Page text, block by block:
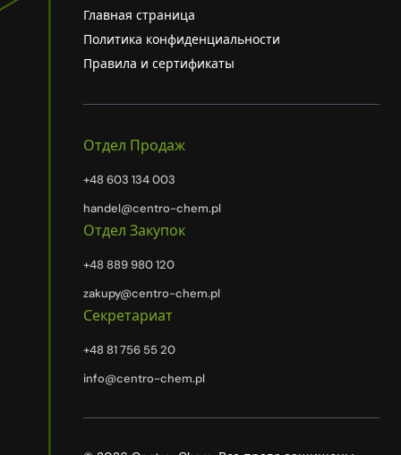
Главная страница
Политика конфиденциальности
Правила и сертификаты
Отдел Продаж
+48 603 134 003
handel@centro-chem.pl
Отдел Закупок
+48 889 980 120
zakupy@centro-chem.pl
Секретариат
+48 81 756 55 20
info@centro-chem.pl